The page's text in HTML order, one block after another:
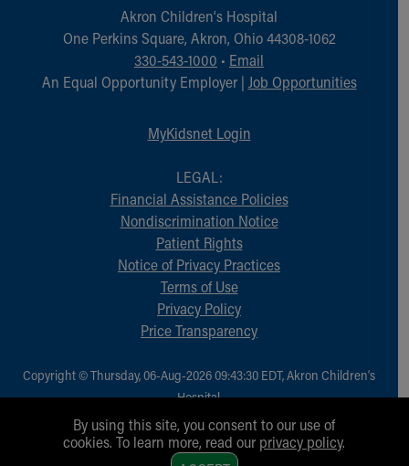
Akron Children‘s Hospital
One Perkins Square, Akron, Ohio 44308-1062
330-543-1000 • Email
An Equal Opportunity Employer | Job Opportunities
MyKidsnet Login
LEGAL:
Financial Assistance Policies
Nondiscrimination Notice
Patient Rights
Notice of Privacy Practices
Terms of Use
Privacy Policy
Price Transparency
Copyright © Thursday, 06-Aug-2026 09:43:30 EDT, Akron Children‘s
Hospital.
All Rights Reserved.
By using this site, you consent to our use of
cookies. To learn more, read our privacy policy.